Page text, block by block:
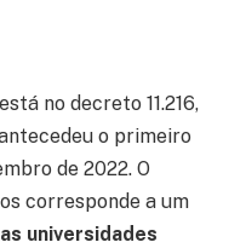
no decreto 11.216,
o primeiro
de 2022. O
corresponde a um
universidades